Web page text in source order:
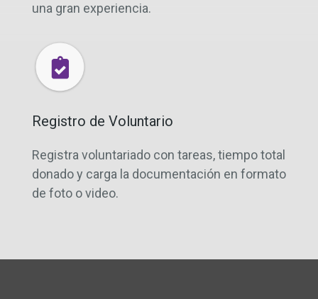
una gran experiencia.
Registro de Voluntario
Registra voluntariado con tareas, tiempo total
donado y carga la documentación en formato
de foto o video.